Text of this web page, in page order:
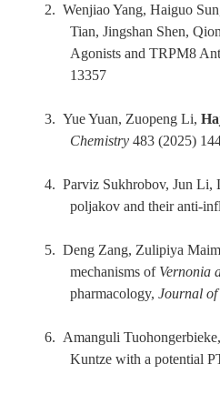
2. Wenjiao Yang, Haiguo
Tian, Jingshan Shen,
Agonists and TRPM8
13357
3. Yue Yuan, Zuopeng Li,
Chemistry483 (2025)
4. Parviz Sukhrobov, Jun
poljakov and their anti-
5. Deng Zang, Zulipiya
mechanisms of Vernonia
pharmacology,Journal
6. Amanguli
Kuntze with a potential